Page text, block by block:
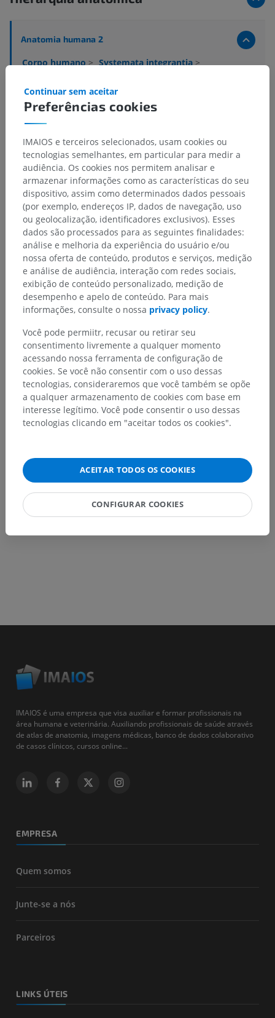
Anatomia humana 2
Corpo humano> Systemata integrantia>
Encéfalo> Cérebro> Telencéfalo
Córtex cerebral> Alocórtex
Estruturas subjacentes:
subjacente para esta parte anatômica
Anatomia humana 1
Neuroanatomia humana
Anatomia comparativa em animais
Encontrou um erro?
Não hesite em nos sugerir uma correção, tradução ou
melhora de conteúdo.
BAIXE O APLICATIVO
IMAIOS é uma empresa que visa auxiliar e formar profissionais na
área humana e veterinária. Auxiliando profissionais de saúde através
de atlas de anatomia, imagens médicas, banco de dados colaborativo
de casos clínicos, cursos online...
EMPRESA
Quem somos
Junte-se a nós
Parceiros
LINKS ÚTEIS
Preferências cookies
Continuar sem aceitar
IMAIOS e terceiros selecionados, usam cookies ou
tecnologias semelhantes, em particular para medir a
audiência. Os cookies nos permitem analisar e
armazenar informações como as características do seu
dispositivo, assim como determinados dados pessoais
(por exemplo, endereços IP, dados de navegação, uso
ou geolocalização, identificadores exclusivos). Esses
dados são processados para as seguintes finalidades:
análise e melhoria da experiência do usuário e/ou
nossa oferta de conteúdo, produtos e serviços, medição
e análise de audiência, interação com redes sociais,
exibição de conteúdo personalizado, medição de
desempenho e apelo de conteúdo. Para mais
informações, consulte o nossa privacy policy.
Você pode permiitr, recusar ou retirar seu
consentimento livremente a qualquer momento
acessando nossa ferramenta de configuração de
cookies. Se você não consentir com o uso dessas
tecnologias, consideraremos que você também se opõe
a qualquer armazenamento de cookies com base em
interesse legítimo. Você pode consentir o uso dessas
tecnologias clicando em "aceitar todos os cookies".
ACEITAR TODOS OS COOKIES
CONFIGURAR COOKIES